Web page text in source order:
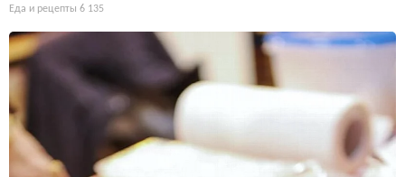
Еда и рецепты 6 135